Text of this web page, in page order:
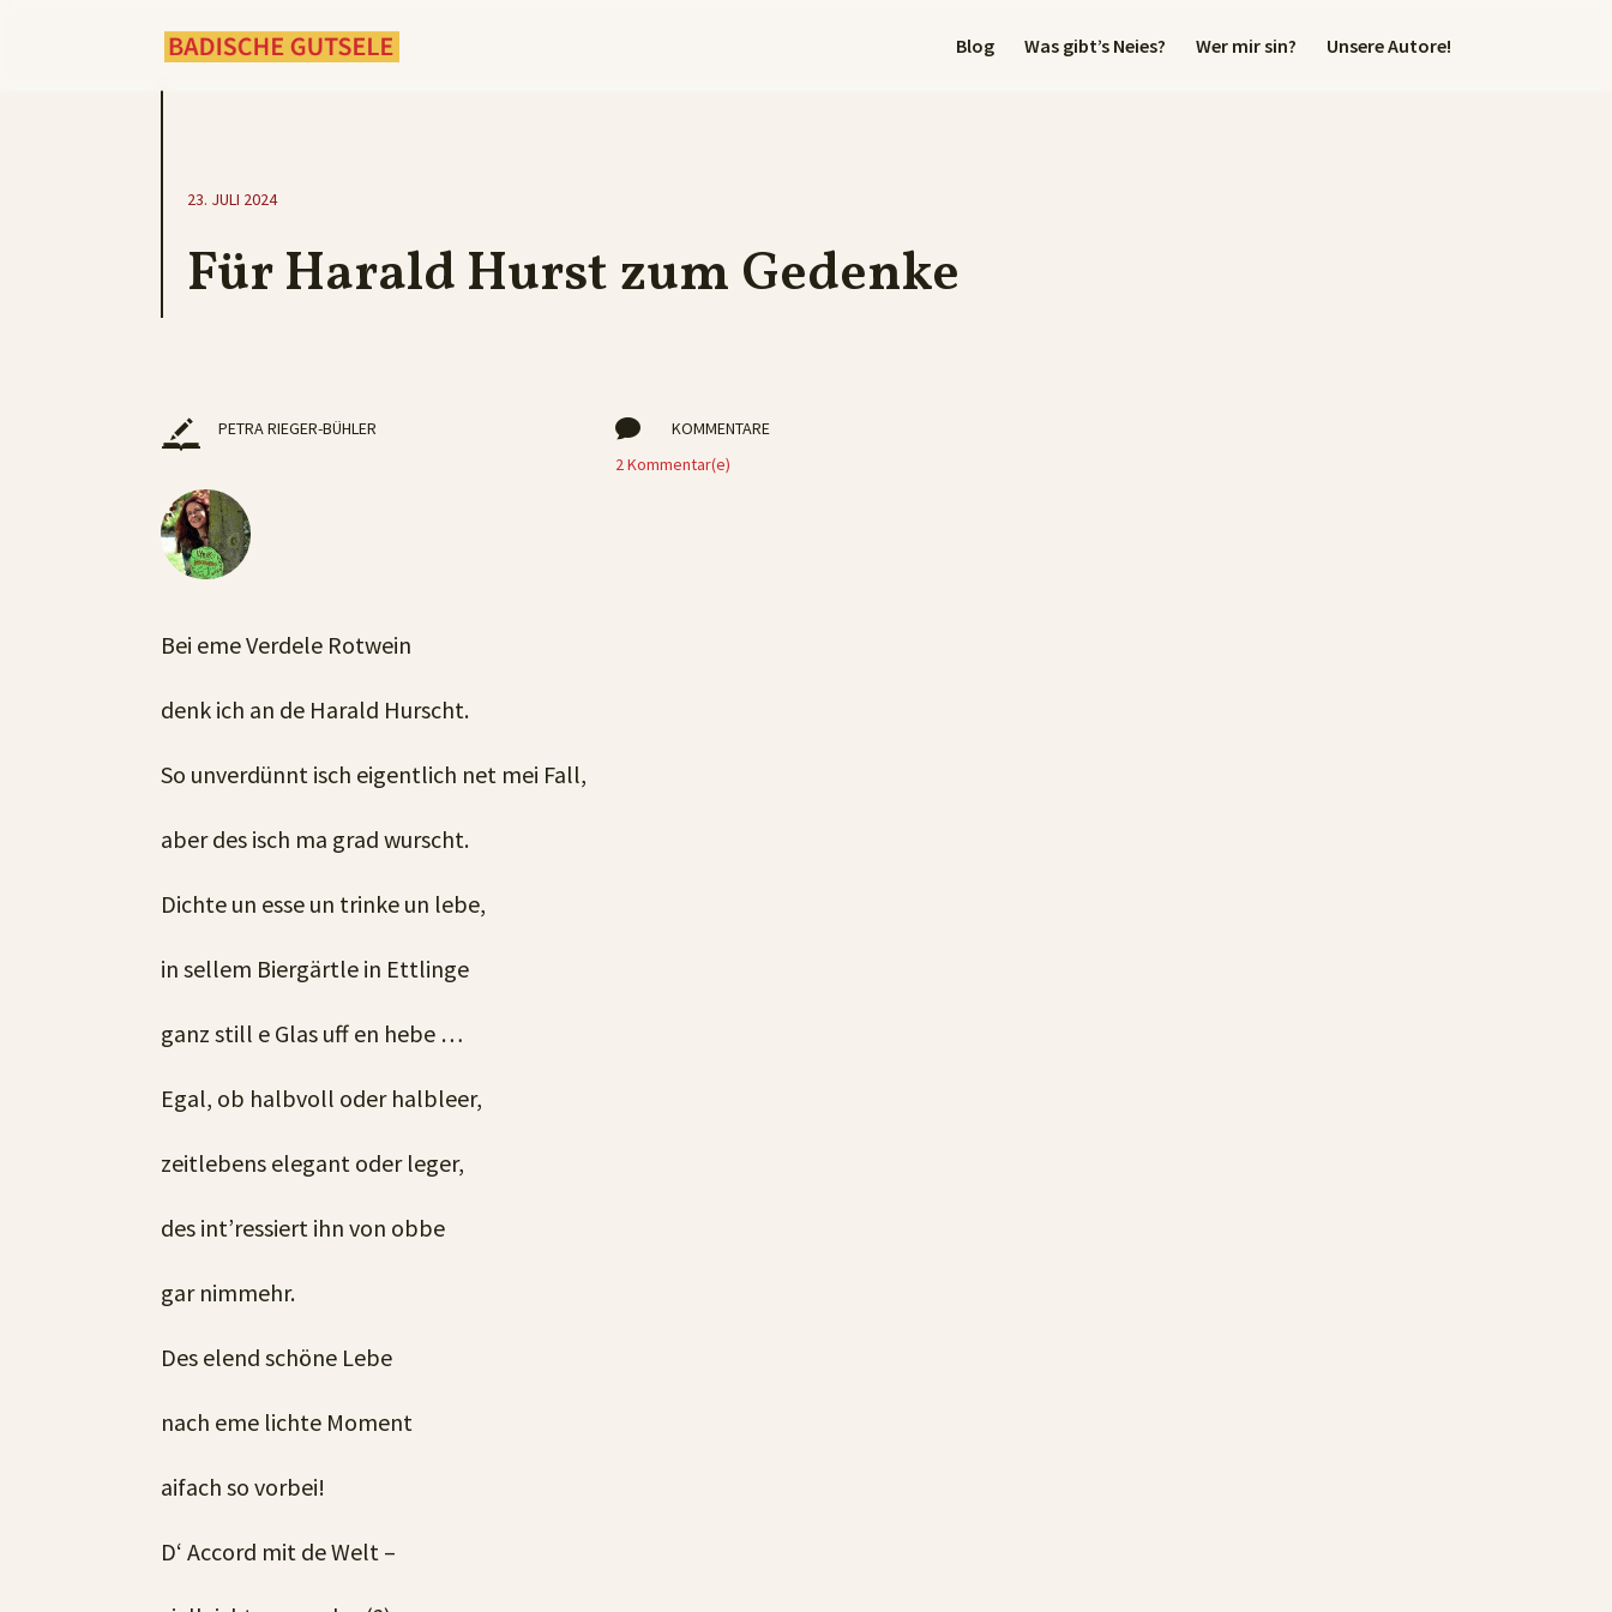
Blog Was gibt’s Neies? Wer mir sin? Unsere Autore!
23. JULI 2024
Für Harald Hurst zum Gedenke
PETRA RIEGER-BÜHLER 
KOMMENTARE
2 Kommentar(e)
Bei eme Verdele Rotwein
denk ich an de Harald Hurscht.
So unverdünnt isch eigentlich net mei Fall,
aber des isch ma grad wurscht.
Dichte un esse un trinke un lebe,
in sellem Biergärtle in Ettlinge
ganz still e Glas uff en hebe …
Egal, ob halbvoll oder halbleer,
zeitlebens elegant oder leger,
des int’ressiert ihn von obbe
gar nimmehr.
Des elend schöne Lebe
nach eme lichte Moment
aifach so vorbei!
D‘ Accord mit de Welt –